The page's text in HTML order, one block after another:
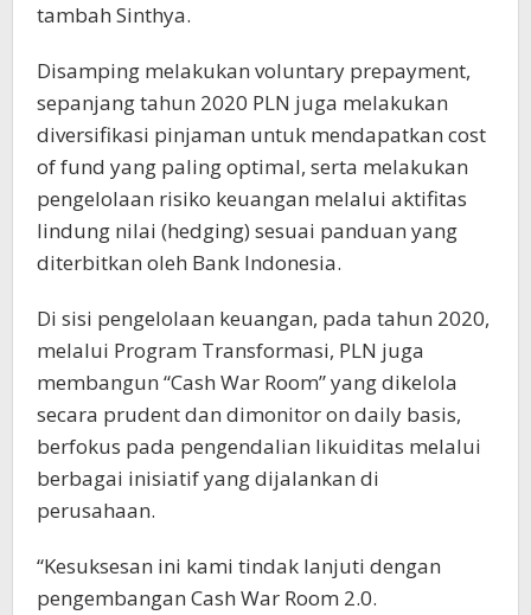
tambah Sinthya.
Disamping melakukan voluntary prepayment,
sepanjang tahun 2020 PLN juga melakukan
diversifikasi pinjaman untuk mendapatkan cost
of fund yang paling optimal, serta melakukan
pengelolaan risiko keuangan melalui aktifitas
lindung nilai (hedging) sesuai panduan yang
diterbitkan oleh Bank Indonesia.
Di sisi pengelolaan keuangan, pada tahun 2020,
melalui Program Transformasi, PLN juga
membangun “Cash War Room” yang dikelola
secara prudent dan dimonitor on daily basis,
berfokus pada pengendalian likuiditas melalui
berbagai inisiatif yang dijalankan di
perusahaan.
“Kesuksesan ini kami tindak lanjuti dengan
pengembangan Cash War Room 2.0.